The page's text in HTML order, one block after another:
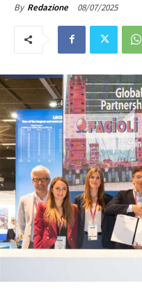
By Redazione 08/07/2025